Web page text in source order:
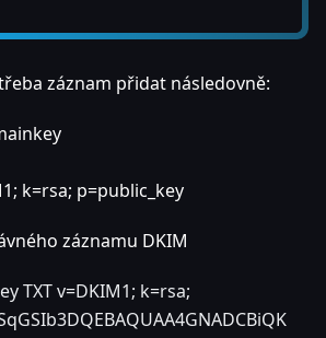
záznam přidat následovně:
k=rsa; p=public_key
záznamu DKIM
TXT v=DKIM1; k=rsa;